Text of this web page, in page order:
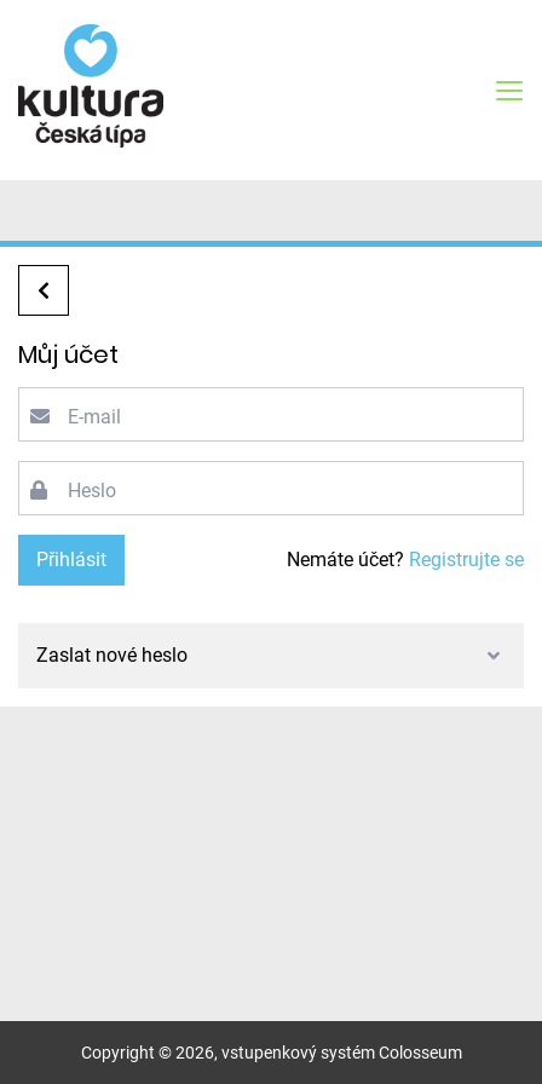
Můj účet
E-mail
Heslo
Přihlásit Nemáte účet? Registrujte se
Zaslat nové heslo
Copyright ©2026, vstupenkový systém Colosseum